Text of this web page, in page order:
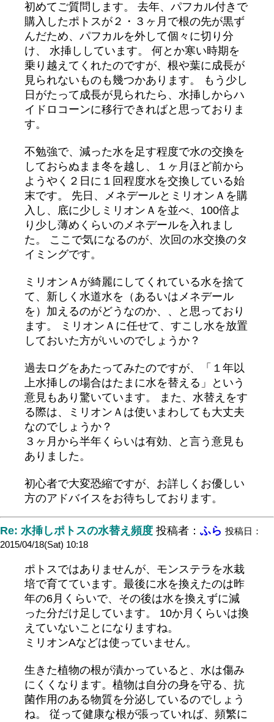
初めてご質問します。 去年、パフカル付きで
購入したポトスが２・３ヶ月で根の先が黒ず
んだため、パフカルを外して個々に切り分
け、 水挿ししています。 何とか寒い時期を
乗り越えてくれたのですが、根や葉に成長が
見られないものも幾つかあります。 もう少し
日がたって成長が見られたら、水挿しからハ
イドロコーンに移行できればと思っておりま
す。
不勉強で、減った水を足す程度で水の交換を
しておらぬまま冬を越し、１ヶ月ほど前から
ようやく２日に１回程度水を交換している始
末です。 先日、メネデールとミリオンＡを購
入し、底に少しミリオンＡを並べ、100倍よ
り少し薄めくらいのメネデールを入れまし
た。 ここで気になるのが、次回の水交換のタ
イミングです。
ミリオンＡが綺麗にしてくれている水を捨て
て、新しく水道水を（あるいはメネデール
を）加えるのがどうなのか、、と思っており
ます。 ミリオンＡに任せて、すこし水を放置
しておいた方がいいのでしょうか？
過去ログをあたってみたのですが、「１年以
上水挿しの場合はたまに水を替える」という
意見もあり驚いています。 また、水替えをす
る際は、ミリオンＡは使いまわしても大丈夫
なのでしょうか？
３ヶ月から半年くらいは有効、と言う意見も
ありました。
初心者で大変恐縮ですが、お詳しくお優しい
方のアドバイスをお待ちしております。
Re: 水挿しポトスの水替え頻度 投稿者： ふら 投稿日：
2015/04/18(Sat) 10:18
ポトスではありませんが、モンステラを水栽
培で育てています。最後に水を換えたのは昨
年の6月くらいで、その後は水を換えずに減
った分だけ足しています。 10か月くらいは換
えていないことになりますね。
ミリオンAなどは使っていません。
生きた植物の根が漬かっていると、水は傷み
にくくなります。植物は自分の身を守る、抗
菌作用のある物質を分泌しているのでしょう
ね。 従って健康な根が張っていれば、頻繁に